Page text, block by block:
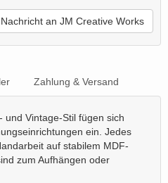
Nachricht an JM Creative Works
Zahlung & Versand
und Vintage-Stil fügen sich
ein. Jedes
auf stabilem MDF-
zum Aufhängen oder